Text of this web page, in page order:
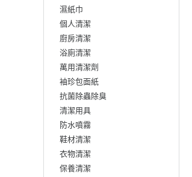
濕紙巾
個人清潔
廚房清潔
浴廁清潔
萬用清潔劑
袖珍包面紙
抗菌除蟲除臭
清潔用具
防水噴霧
鞋材清潔
衣物清潔
保養清潔